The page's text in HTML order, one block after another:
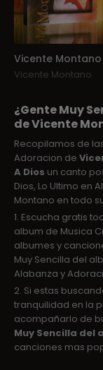
Vicente Montano
Vicente Montano
¿Gente Muy
de Vicente
Recopilamos de
Adoracion de
A Dios un canto
Dios, Lo Ultimo en
Montano en todo
1. Escucha gratis
album de Musica
albumes y
Muy Sencilla del
Alabanza y
2. Si estas
tranquilidad en la
acompañarlo de
Muy Sencilla del
canciones mas